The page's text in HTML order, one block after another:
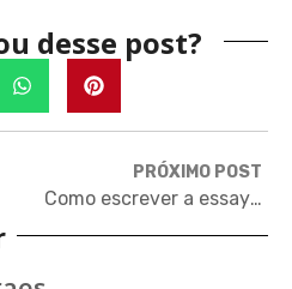
desse post?
PRÓXIMO POST
Como escrever a essay perfeita para o MIT